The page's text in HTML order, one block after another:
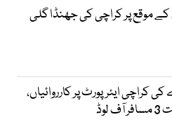
موقع پر کراچی کی جھنڈا گلی
کراچی ایئرپورٹ پر کارروائیاں،